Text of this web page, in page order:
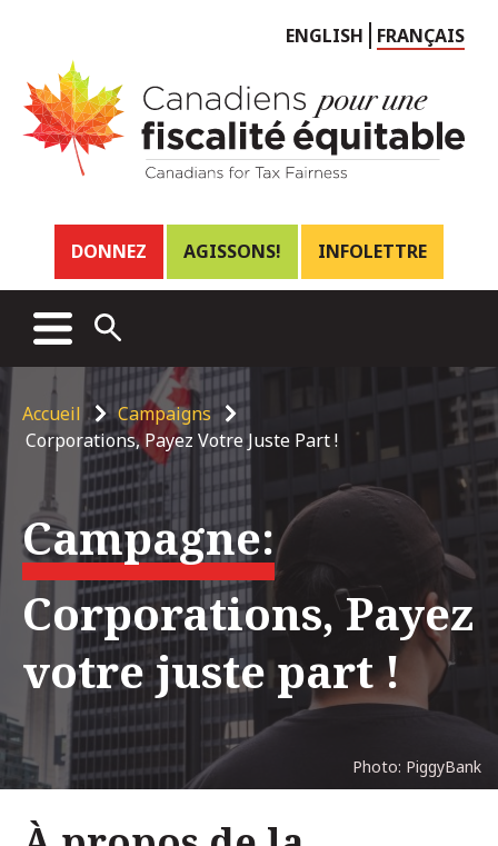
Choose
language
ENGLISH FRANÇAIS
Header
links
DONNEZ AGISSONS! INFOLETTRE
Main
menu
MENUOPEN
SEARCH
Breadcrumb
Accueil
Campaigns
Corporations, Payez Votre Juste Part !
Campagne:
Corporations, Payez
votre juste part !
Photo: PiggyBank